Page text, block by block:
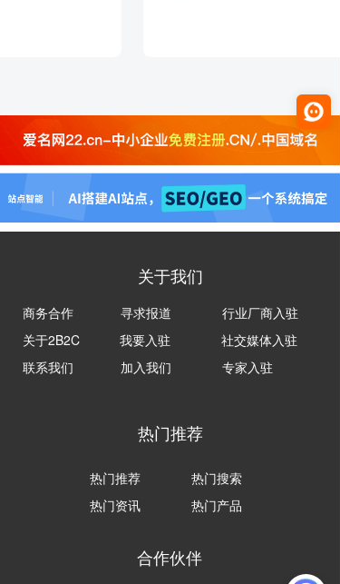
关于我们
商务合作
寻求报道
行业厂商入驻
关于2B2C
我要入驻
社交媒体入驻
联系我们
加入我们 专家入驻
热门推荐
热门推荐 热门搜索
热门资讯 热门产品
合作伙伴